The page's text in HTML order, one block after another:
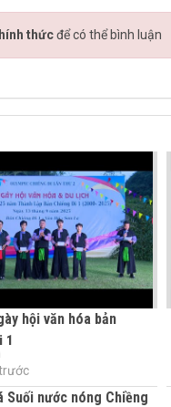
thứcđể có thể bình luận
hội văn hóa bản
1
Suối nước nóng Chiềng